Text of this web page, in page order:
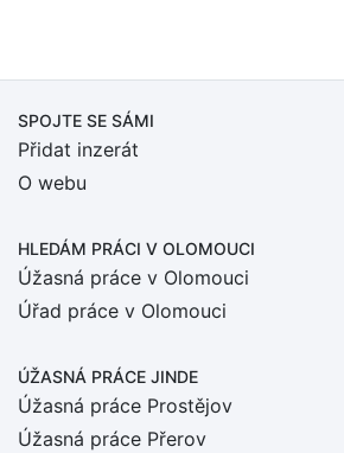
SPOJTE SE SÁMI
Přidat inzerát
O webu
HLEDÁM PRÁCI V OLOMOUCI
Úžasná práce v Olomouci
Úřad práce v Olomouci
ÚŽASNÁ PRÁCE JINDE
Úžasná práce Prostějov
Úžasná práce Přerov